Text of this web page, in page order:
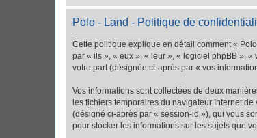
Polo - Land - Politique de
Cette politique explique en détail comment «
par « ils », « eux », « leur », « logiciel phpBB »,
votre part (désignée ci-après par « vos
Vos informations sont collectées de deux
les fichiers temporaires du navigateur Internet
(désigné ci-après par « session-id »), qui vous
pour stocker les informations sur les sujets que